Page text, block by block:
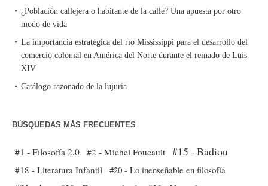
¿Población callejera o habitante de la calle? Una apuesta por otro
modo de vida
La importancia estratégica del río Mississippi para el desarrollo del
comercio colonial en América del Norte durante el reinado de Luis
XIV
Catálogo razonado de la lujuria
BÚSQUEDAS MÁS FRECUENTES
#1 - Filosofía 2.0 #2 - Michel Foucault #15 - Badiou
#18 - Literatura Infantil #20 - Lo inenseñable en filosofía